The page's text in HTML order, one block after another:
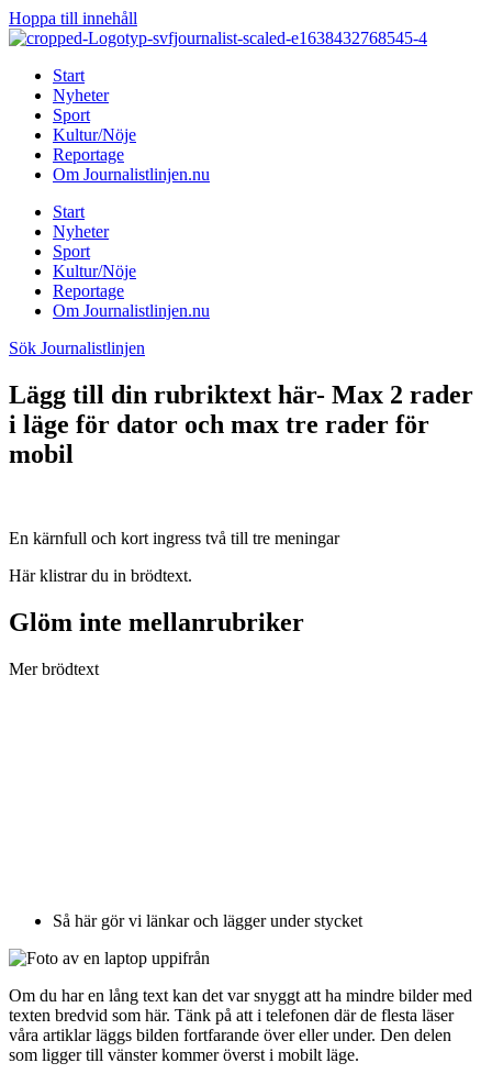
Hoppa till innehåll
Start
Nyheter
Sport
Kultur/Nöje
Reportage
Om Journalistlinjen.nu
Start
Nyheter
Sport
Kultur/Nöje
Reportage
Om Journalistlinjen.nu
Sök Journalistlinjen
Lägg till din rubriktext här- Max 2 rader
i läge för dator och max tre rader för
mobil
En kärnfull och kort ingress två till tre meningar
Här klistrar du in brödtext.
Glöm inte mellanrubriker
Mer brödtext
Så här gör vi länkar och lägger under stycket
Om du har en lång text kan det var snyggt att ha mindre bilder med
texten bredvid som här. Tänk på att i telefonen där de flesta läser
våra artiklar läggs bilden fortfarande över eller under. Den delen
som ligger till vänster kommer överst i mobilt läge.